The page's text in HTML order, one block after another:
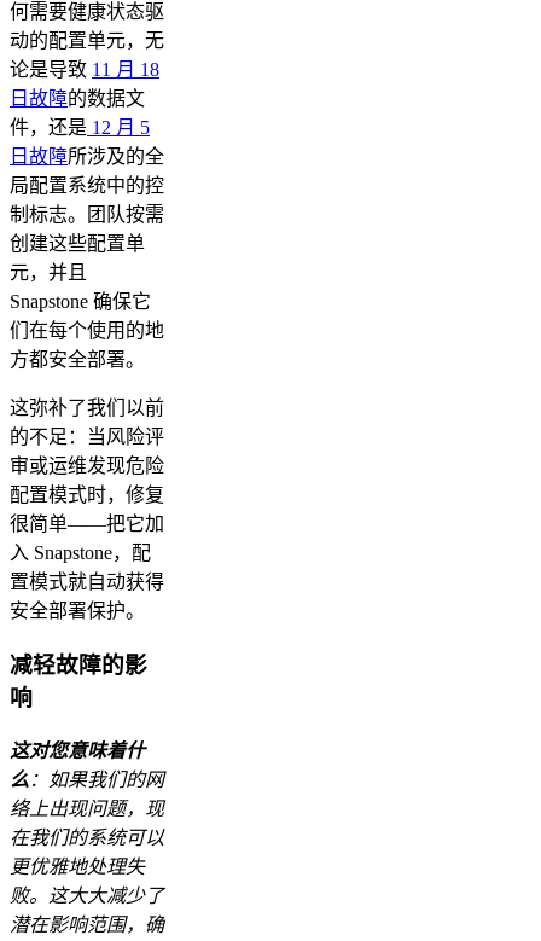
何需要健康状态驱
动的配置单元，无
论是导致 11 月 18
日故障的数据文
件，还是 12 月 5
日故障所涉及的全
局配置系统中的控
制标志。团队按需
创建这些配置单
元，并且
Snapstone 确保它
们在每个使用的地
方都安全部署。
这弥补了我们以前
的不足：当风险评
审或运维发现危险
配置模式时，修复
很简单——把它加
入 Snapstone，配
置模式就自动获得
安全部署保护。
减轻故障的影
响
这对您意味着什
么：如果我们的网
络上出现问题，现
在我们的系统可以
更优雅地处理失
败。这大大减少了
潜在影响范围，确